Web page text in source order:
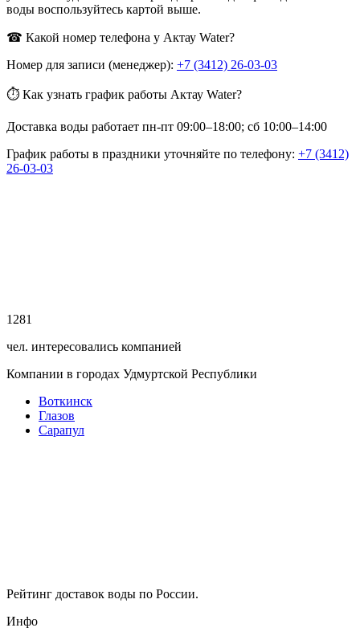
воды воспользуйтесь картой выше.
☎ Какой номер телефона у Актау Water?
Номер для записи (менеджер): +7 (3412) 26-03-03
⏱ Как узнать график работы Актау Water?
Доставка воды работает пн-пт 09:00–18:00; сб 10:00–14:00
График работы в праздники уточняйте по телефону: +7 (3412)
26-03-03
1281
чел. интересовались компанией
Компании в городах Удмуртской Республики
Воткинск
Глазов
Сарапул
Рейтинг доставок воды по России.
Инфо